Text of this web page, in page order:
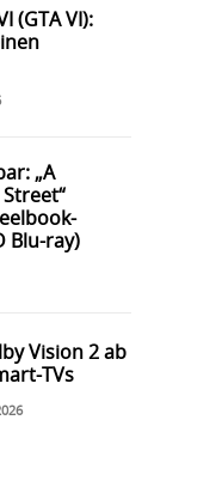
(GTA VI):
„A
Blu-ray)
Vision 2 ab
TVs